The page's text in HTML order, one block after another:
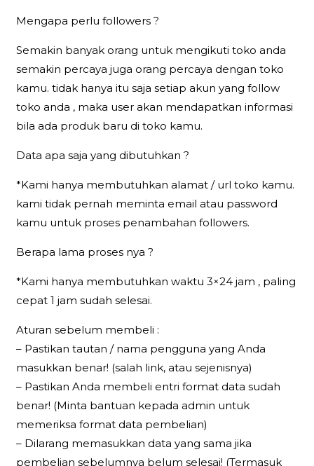
Mengapa perlu followers ?
Semakin banyak orang untuk mengikuti toko anda
semakin percaya juga orang percaya dengan toko
kamu. tidak hanya itu saja setiap akun yang follow
toko anda , maka user akan mendapatkan informasi
bila ada produk baru di toko kamu.
Data apa saja yang dibutuhkan ?
*Kami hanya membutuhkan alamat / url toko kamu.
kami tidak pernah meminta email atau password
kamu untuk proses penambahan followers.
Berapa lama proses nya ?
*Kami hanya membutuhkan waktu 3×24 jam , paling
cepat 1 jam sudah selesai.
Aturan sebelum membeli :
– Pastikan tautan / nama pengguna yang Anda
masukkan benar! (salah link, atau sejenisnya)
– Pastikan Anda membeli entri format data sudah
benar! (Minta bantuan kepada admin untuk
memeriksa format data pembelian)
– Dilarang memasukkan data yang sama jika
pembelian sebelumnya belum selesai! (Termasuk